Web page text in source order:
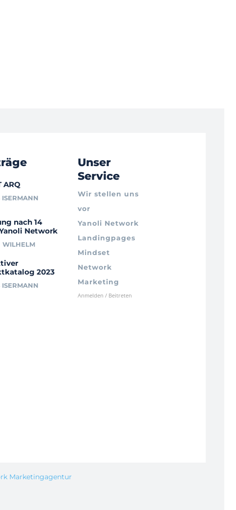
ARQ
ISERMANN
nach 14
Network
WILHELM
2023
ISERMANN
Unser
Service
Wir stellen uns
vor
Yanoli Network
Landingpages
Mindset
Network
Marketing
Anmelden / Beitreten
Marketingagentur